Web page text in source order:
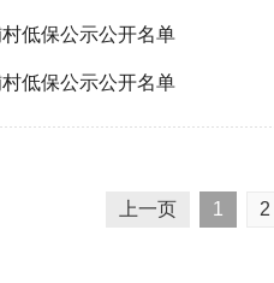
低保公示公开名单
低保公示公开名单
上一页 1 2